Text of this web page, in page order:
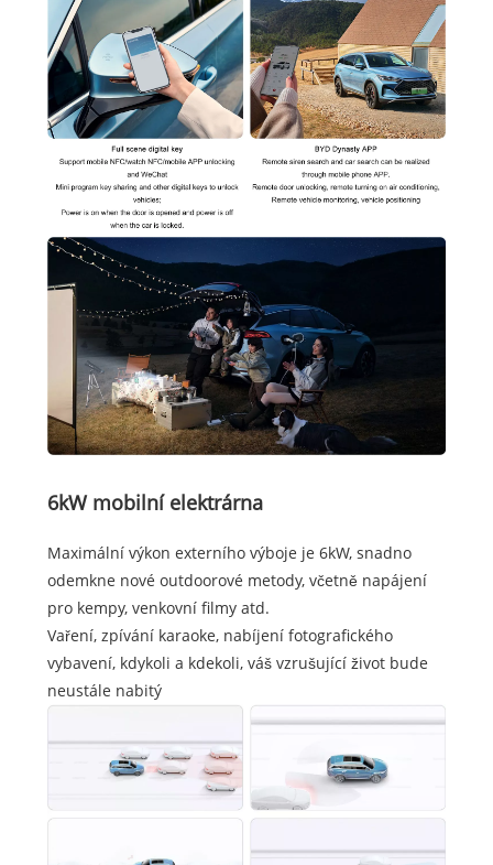
6kW mobilní elektrárna
Maximální výkon externího výboje je 6kW, snadno
odemkne nové outdoorové metody, včetně napájení
pro kempy, venkovní filmy atd.
Vaření, zpívání karaoke, nabíjení fotografického
vybavení, kdykoli a kdekoli, váš vzrušující život bude
neustále nabitý